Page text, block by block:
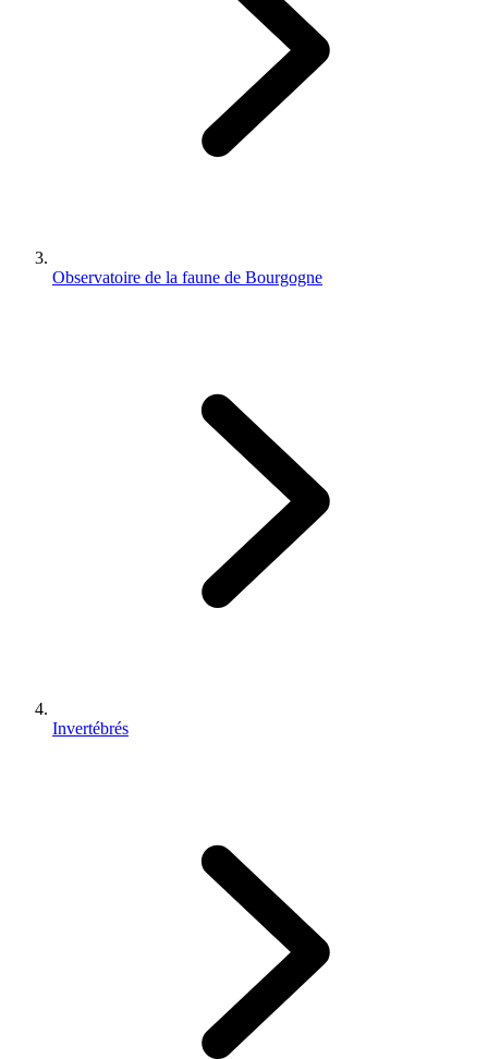
Observatoire de la faune de Bourgogne
Invertébrés